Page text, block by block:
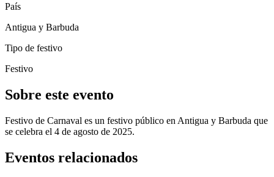
País
Antigua y Barbuda
Tipo de festivo
Festivo
Sobre este evento
Festivo de Carnaval es un festivo público en Antigua y Barbuda que
se celebra el 4 de agosto de 2025.
Eventos relacionados